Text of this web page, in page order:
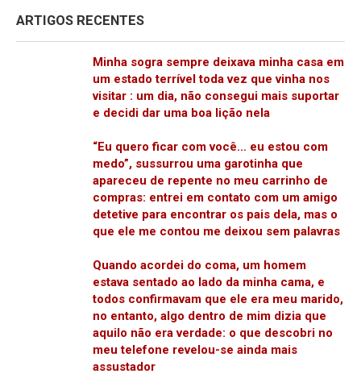
ARTIGOS RECENTES
Minha sogra sempre deixava minha casa em
um estado terrível toda vez que vinha nos
visitar : um dia, não consegui mais suportar
e decidi dar uma boa lição nela
“Eu quero ficar com você… eu estou com
medo”, sussurrou uma garotinha que
apareceu de repente no meu carrinho de
compras: entrei em contato com um amigo
detetive para encontrar os pais dela, mas o
que ele me contou me deixou sem palavras
Quando acordei do coma, um homem
estava sentado ao lado da minha cama, e
todos confirmavam que ele era meu marido,
no entanto, algo dentro de mim dizia que
aquilo não era verdade: o que descobri no
meu telefone revelou-se ainda mais
assustador